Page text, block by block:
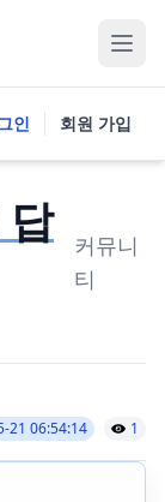
인 회원 가입
커뮤니
티
21 06:54:14 1